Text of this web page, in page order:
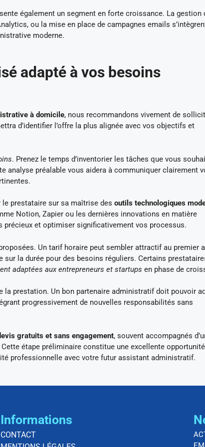
également un segment en forte croissance. La gestion
ou la mise en place de campagnes emails
moderne.
adapté à vos besoins
à domicile, nous recommandons vivement de
d’identifier l’offre la plus alignée avec vos objectifs et
. Prenez le temps d’inventorier les tâches que vous
analyse préalable vous aidera à communiquer clairement
le prestataire sur sa maîtrise des outils technologiques
Notion, Zapier ou les dernières innovations en matière
précieux et optimiser significativement vos processus.
Un tarif horaire peut sembler attractif au premier
la durée pour des besoins réguliers. Certains
adaptées aux entrepreneurs et startups en phase de
la prestation. Un bon partenaire administratif doit pouvoir
progressivement de nouvelles responsabilités sans
gratuits et sans engagement, souvent accompagnés
étape préliminaire constitue une excellente
professionnelle avec votre futur assistant administratif.
Informations
CONTACT